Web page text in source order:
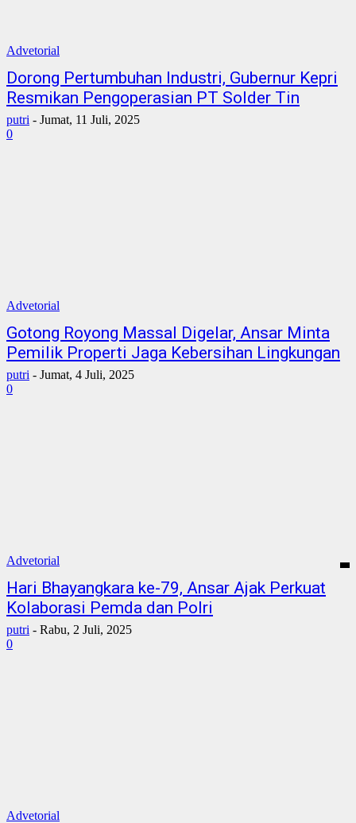
Advetorial
Dorong Pertumbuhan Industri, Gubernur Kepri
Resmikan Pengoperasian PT Solder Tin
putri - Jumat, 11 Juli, 2025
0
Advetorial
Gotong Royong Massal Digelar, Ansar Minta
Pemilik Properti Jaga Kebersihan Lingkungan
putri - Jumat, 4 Juli, 2025
0
Advetorial
Hari Bhayangkara ke-79, Ansar Ajak Perkuat
Kolaborasi Pemda dan Polri
putri - Rabu, 2 Juli, 2025
0
Advetorial